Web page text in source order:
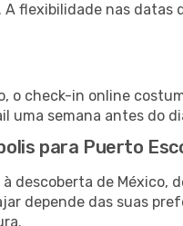
flexibilidade nas
o check-in online
uma semana antes do
para Puerto
descoberta de
depende das suas